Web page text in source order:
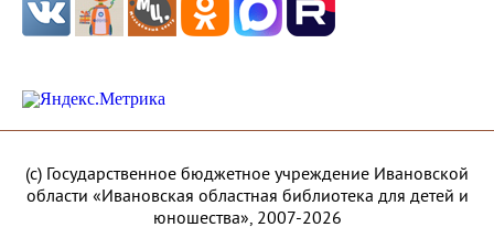
(с) Государственное бюджетное учреждение Ивановской
области «Ивановская областная библиотека для детей и
юношества», 2007-2026